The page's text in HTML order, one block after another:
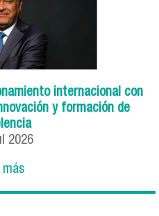
internacional con
y formación de
2026
más